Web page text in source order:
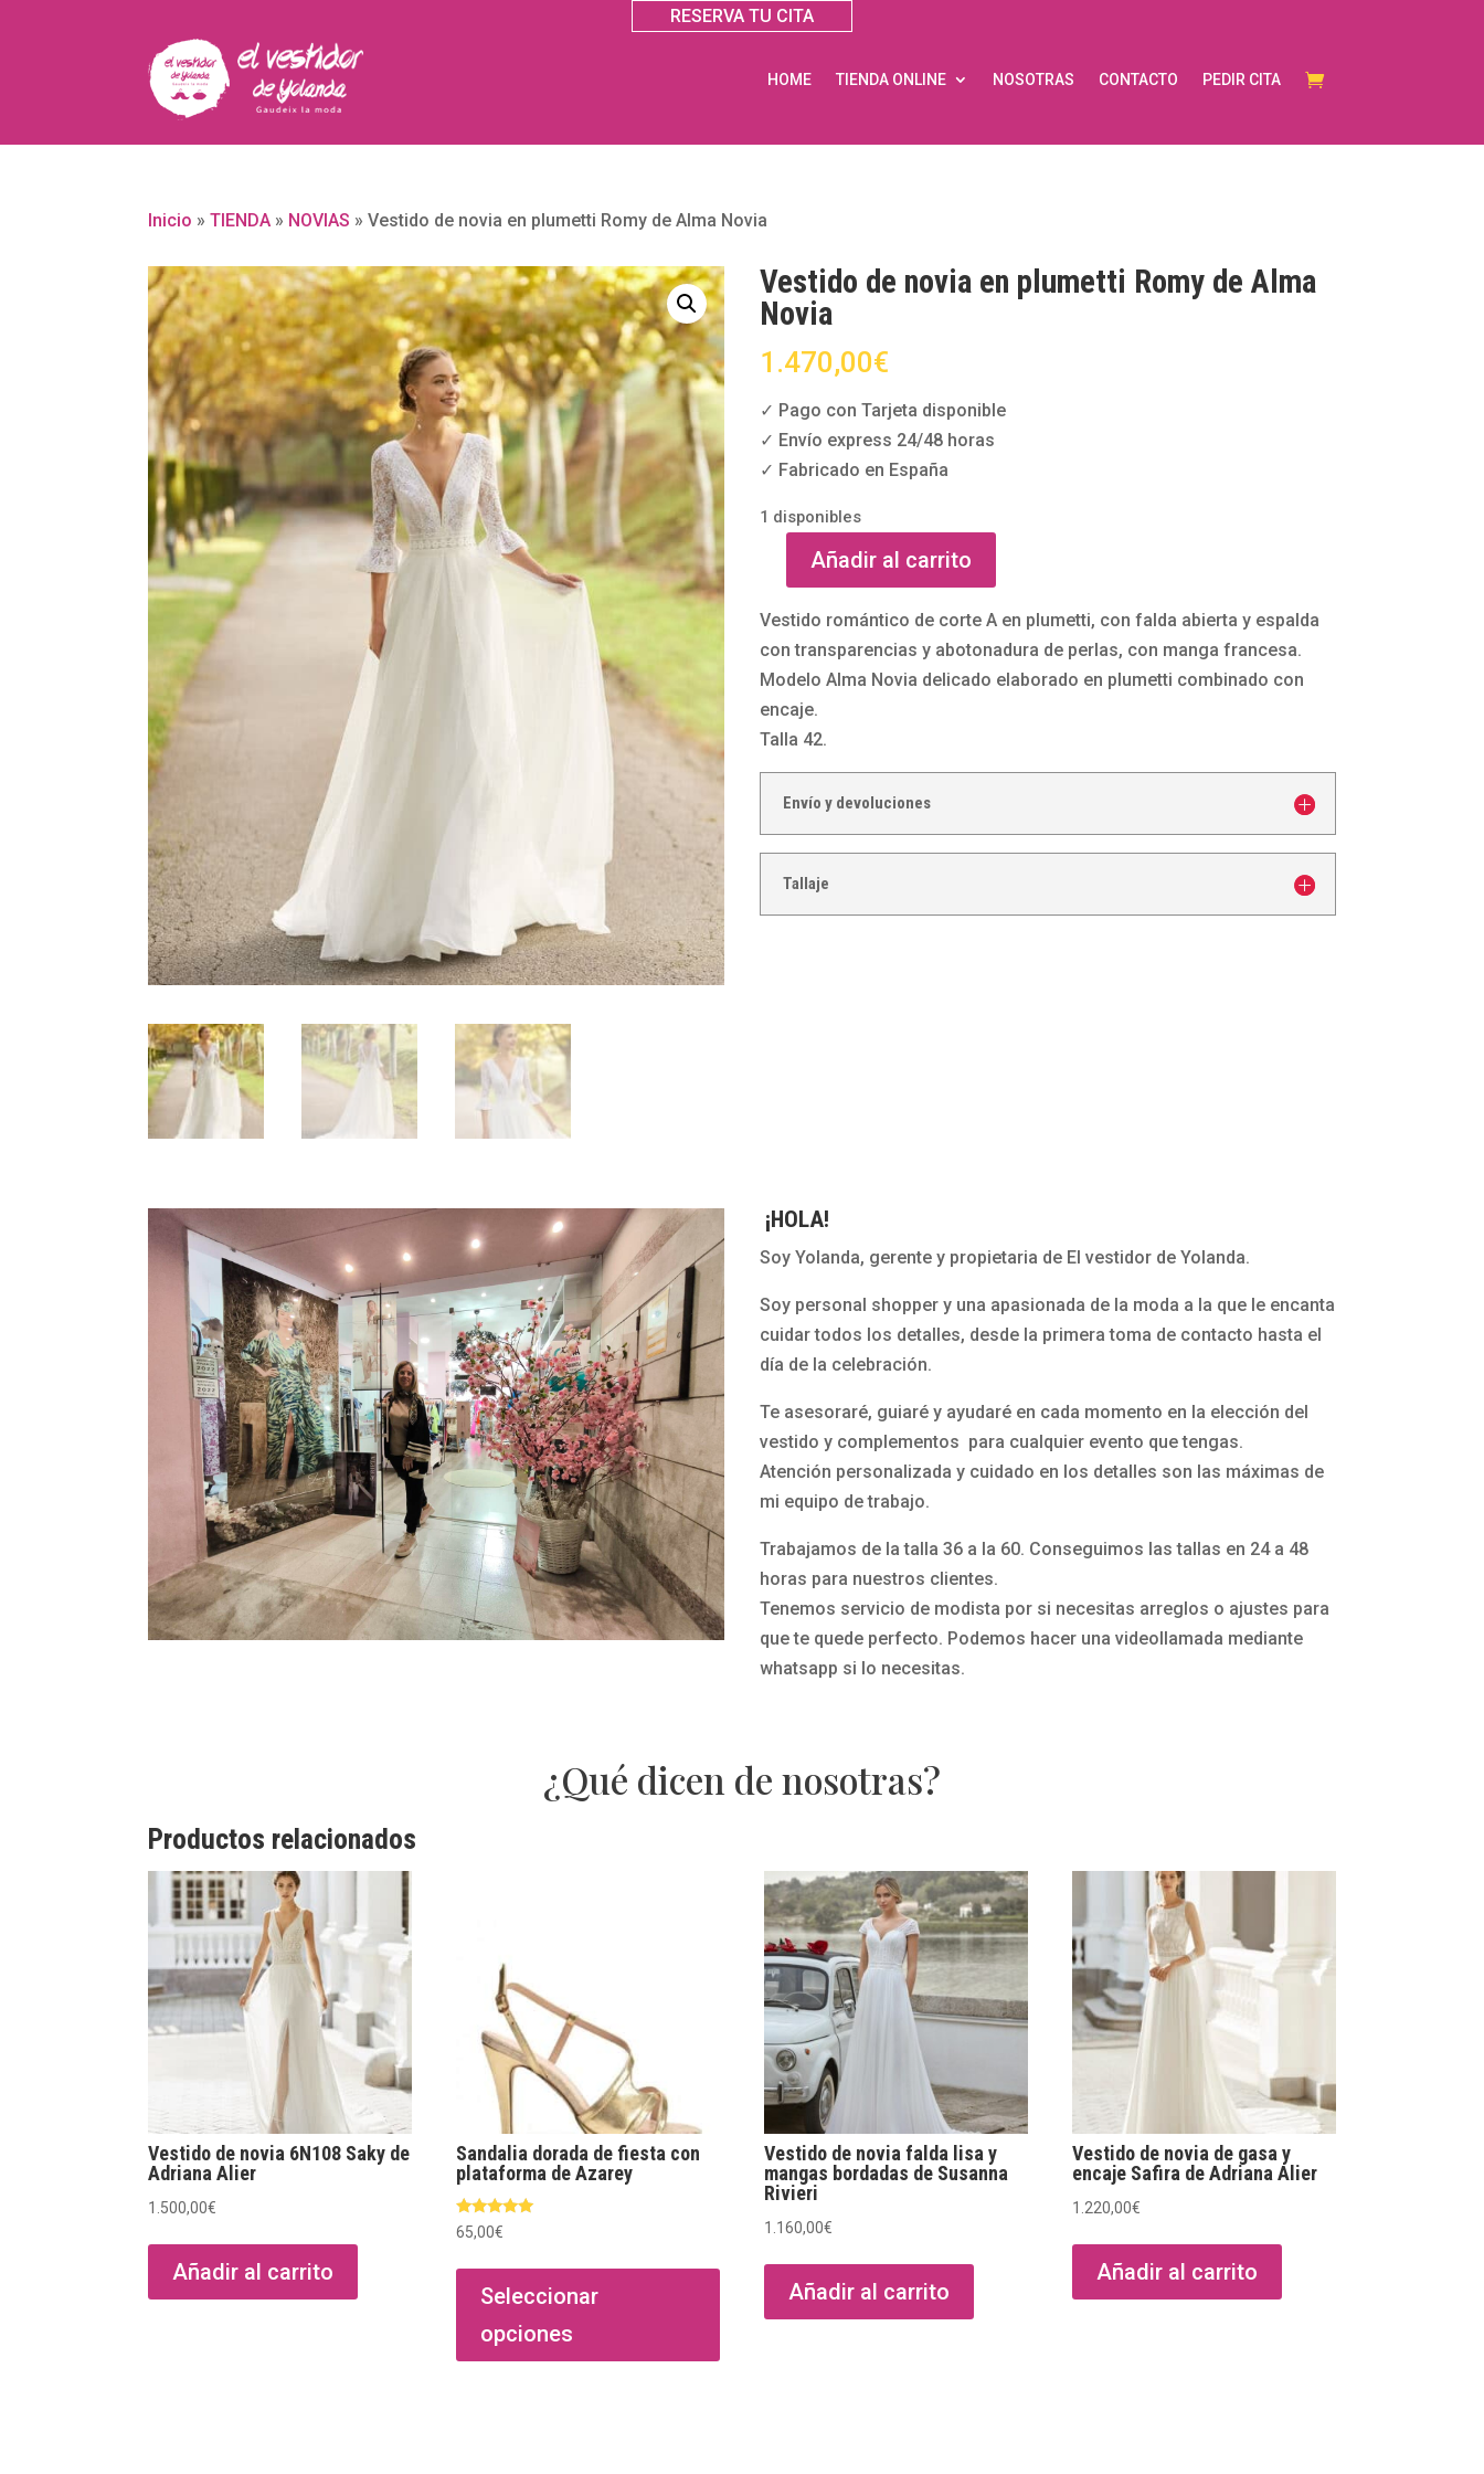
RESERVA TU CITA
HOME TIENDA ONLINE NOSOTRAS CONTACTO PEDIR CITA
Inicio »TIENDA » NOVIAS »Vestido de novia en plumetti Romy de Alma Novia
Vestido de novia en plumetti Romy de Alma
Novia
1.470,00€
✓ Pago con Tarjeta disponible
✓ Envío express 24/48 horas
✓ Fabricado en España
1 disponibles
Vestido
novia
en
plumetti
Romy
de
Novia
cantidad
Añadir al carrito
Vestido romántico de corte A en plumetti, con falda abierta y espalda
con transparencias y abotonadura de perlas, con manga francesa.
Modelo Alma Novia delicado elaborado en plumetti combinado con
encaje.
Talla 42.
Envío y devoluciones
Tallaje
¡HOLA!
Soy Yolanda, gerente y propietaria de El vestidor de Yolanda.
Soy personal shopper y una apasionada de la moda a la que le encanta
cuidar todos los detalles, desde la primera toma de contacto hasta el
día de la celebración.
Te asesoraré, guiaré y ayudaré en cada momento en la elección del
vestido y complementos para cualquier evento que tengas.
Atención personalizada y cuidado en los detalles son las máximas de
mi equipo de trabajo.
Trabajamos de la talla 36 a la 60. Conseguimos las tallas en 24 a 48
horas para nuestros clientes.
Tenemos servicio de modista por si necesitas arreglos o ajustes para
que te quede perfecto. Podemos hacer una videollamada mediante
whatsapp si lo necesitas.
¿Qué dicen de nosotras?
Productos relacionados
Vestido de novia 6N108 Saky de
Adriana Alier
1.500,00€
Añadir al carrito
Sandalia dorada de fiesta con
plataforma de Azarey
Valorado
con
de 5
65,00€
Seleccionar
opciones
producto
Vestido de novia falda lisa y
mangas bordadas de Susanna
Rivieri
1.160,00€
Añadir al carrito
Vestido de novia de gasa y
encaje Safira de Adriana Alier
1.220,00€
Añadir al carrito